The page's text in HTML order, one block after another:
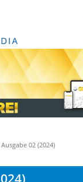
Ausgabe 02 (2024)